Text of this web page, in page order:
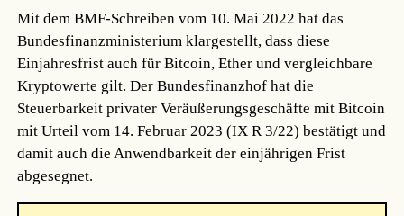
Mit dem BMF-Schreiben vom 10. Mai 2022 hat das
Bundesfinanzministerium klargestellt, dass diese
Einjahresfrist auch für Bitcoin, Ether und vergleichbare
Kryptowerte gilt. Der Bundesfinanzhof hat die
Steuerbarkeit privater Veräußerungsgeschäfte mit Bitcoin
mit Urteil vom 14. Februar 2023 (IX R 3/22) bestätigt und
damit auch die Anwendbarkeit der einjährigen Frist
abgesegnet.